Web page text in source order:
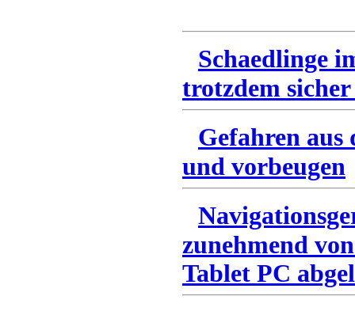
Schaedlinge
trotzdem
Gefahren
und vorbeugen
zunehmend
Tablet PC